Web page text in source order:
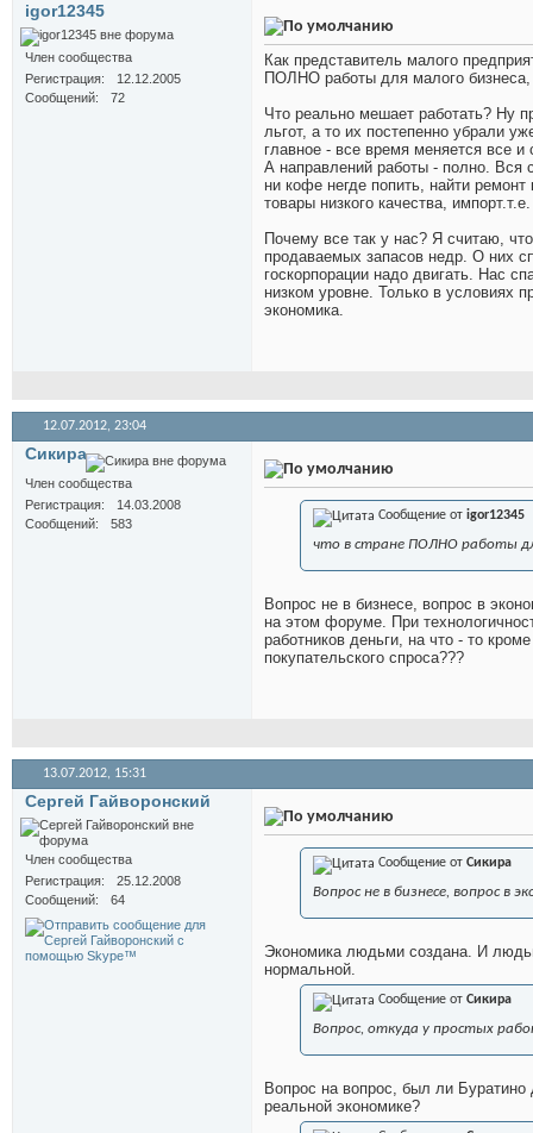
igor12345
Член сообщества
Регистрация
12.12.2005
Сообщений
72
Как представитель малого
ПОЛНО работы для малого бизнеса,
Что реально мешает работать? Ну
льгот, а то их постепенно убрали
главное - все время меняется все и
А направлений работы - полно. Вся
ни кофе негде попить, найти
товары низкого качества,
Почему все так у нас? Я считаю,
продаваемых запасов недр. О них
госкорпорации надо двигать. Нас
низком уровне. Только в условиях
экономика.
12.07.2012, 23:04
Сикира
Член сообщества
Регистрация
14.03.2008
Сообщений
583
Сообщение от igor12345
что в стране ПОЛНО работы
Вопрос не в бизнесе, вопрос в
на этом форуме. При
работников деньги, на что - то
покупательского спроса???
13.07.2012, 15:31
Сергей Гайворонский
Член сообщества
Регистрация
25.12.2008
Сообщений
64
Сообщение от Сикира
Вопрос не в бизнесе, вопрос в
Экономика людьми создана. И
нормальной.
Сообщение от Сикира
Вопрос, откуда у простых
Вопрос на вопрос, был ли
реальной экономике?